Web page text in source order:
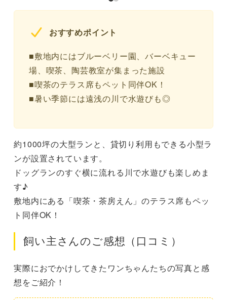
おすすめポイント
■敷地内にはブルーベリー園、バーベキュー
場、喫茶、陶芸教室が集まった施設
■喫茶のテラス席もペット同伴OK！
■暑い季節には遠浅の川で水遊びも◎
約1000坪の大型ランと、貸切り利用もできる小型ラ
ンが設置されています。
ドッグランのすぐ横に流れる川で水遊びも楽しめま
す♪
敷地内にある「喫茶・茶房えん」のテラス席もペッ
ト同伴OK！
飼い主さんのご感想（口コミ）
実際におでかけしてきたワンちゃんたちの写真と感
想をご紹介！